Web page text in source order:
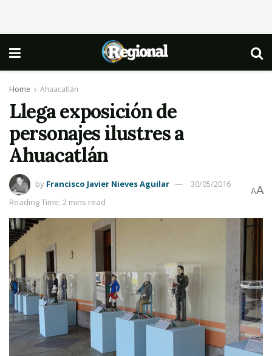
Home Ahuacatlán
Llega exposición de
personajes ilustres a
Ahuacatlán
by Francisco Javier Nieves Aguilar
30/05/2016
Reading Time: 2 mins read
AA